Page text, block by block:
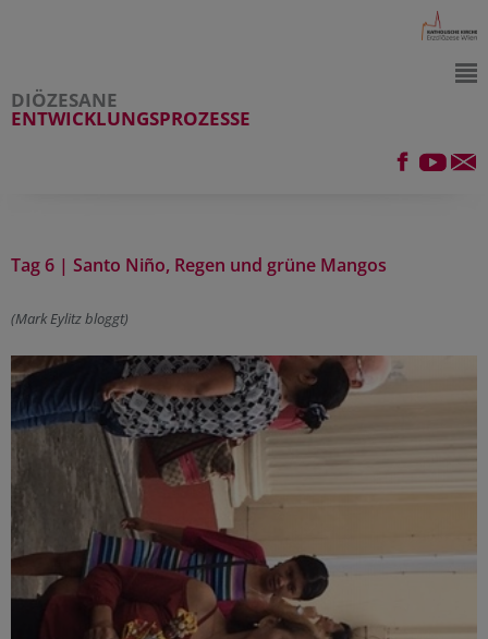
DIÖZESANE
ENTWICKLUNGSPROZESSE
Tag 6 | Santo Niño, Regen und grüne Mangos
(Mark Eylitz bloggt)